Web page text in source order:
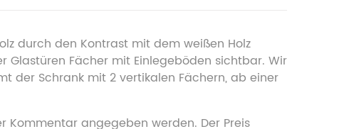
durch den Kontrast mit dem weißen Holz
Glastüren Fächer mit Einlegeböden sichtbar. Wir
der Schrank mit 2 vertikalen Fächern, ab einer
Kommentar angegeben werden. Der Preis